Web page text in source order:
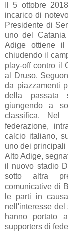
Il 5 ottobre
incarico di
Presidente di
uno del
Adige ottiene il
chiudendo il
play-off contro il
al Druso.
da piazzamenti
della passata
giungendo a
classifica. Nel
federazione,
calcio italiano,
uno dei
Alto Adige,
il nuovo stadio
sotto altra
comunicative di
le parti in
nell'interesse
hanno portato
supporters di